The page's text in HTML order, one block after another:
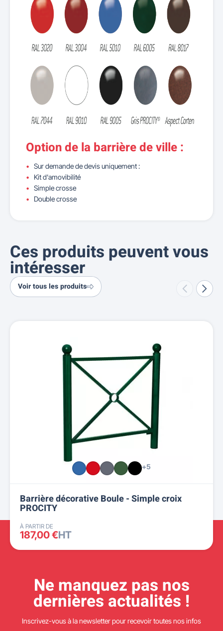
Option de la barrière de ville :
Sur demande de devis uniquement :
Kit d'amovibilité
Simple crosse
Double crosse
Ces produits peuvent vous
intéresser
Voir tous les produits
+5
Barrière décorative Boule - Simple croix
PROCITY
À PARTIR DE
187,00 €HT
Ne manquez pas nos
dernières actualités !
Inscrivez-vous à la newsletter pour recevoir toutes nos infos